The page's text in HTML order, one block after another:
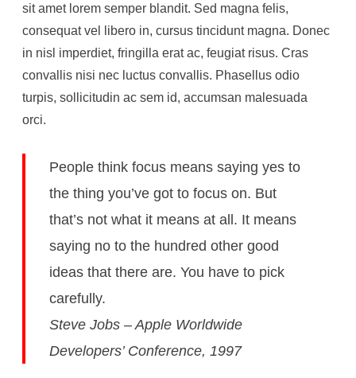
sit amet lorem semper blandit. Sed magna felis,
consequat vel libero in, cursus tincidunt magna. Donec
in nisl imperdiet, fringilla erat ac, feugiat risus. Cras
convallis nisi nec luctus convallis. Phasellus odio
turpis, sollicitudin ac sem id, accumsan malesuada
orci.
People think focus means saying yes to
the thing you’ve got to focus on. But
that’s not what it means at all. It means
saying no to the hundred other good
ideas that there are. You have to pick
carefully.
Steve Jobs – Apple Worldwide
Developers’ Conference, 1997